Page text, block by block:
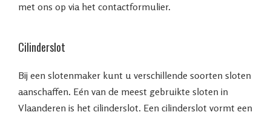
met ons op via het contactformulier.
Cilinderslot
Bij een slotenmaker kunt u verschillende soorten sloten
aanschaffen. Eén van de meest gebruikte sloten in
Vlaanderen is het cilinderslot. Een cilinderslot vormt een